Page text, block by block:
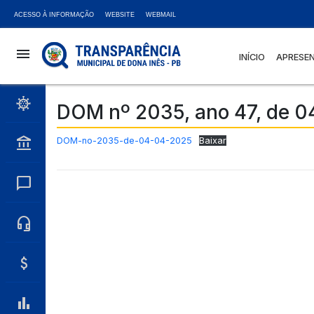
ACESSO À INFORMAÇÃO WEBSITE WEBMAIL
menu INÍCIO
coronavirus
account_balance
chat_bubble
headset_mic
attach_money
bar_chart
DOM nº 2035, ano 47, de
DOM-no-2035-de-04-04-2025 Baixar